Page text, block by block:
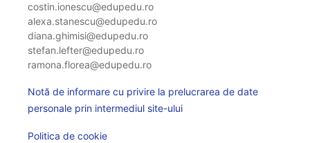
costin.ionescu@edupedu.ro
alexa.stanescu@edupedu.ro
diana.ghimisi@edupedu.ro
stefan.lefter@edupedu.ro
ramona.florea@edupedu.ro
Notă de informare cu privire la prelucrarea de date
personale prin intermediul site-ului
Politica de cookie